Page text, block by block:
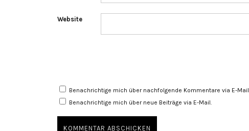
Website
Benachrichtige mich über nachfolgende Kommentare via E-Mail.
Benachrichtige mich über neue Beiträge via E-Mail.